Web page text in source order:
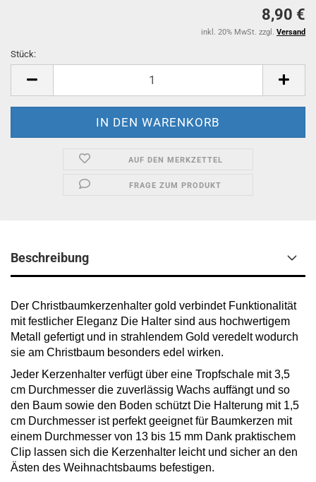
8,90 €
inkl. 20% MwSt. zzgl. Versand
Stück:
AUF DEN MERKZETTEL
FRAGE ZUM PRODUKT
Beschreibung
Der Christbaumkerzenhalter gold verbindet Funktionalität
mit festlicher Eleganz Die Halter sind aus hochwertigem
Metall gefertigt und in strahlendem Gold veredelt wodurch
sie am Christbaum besonders edel wirken.
Jeder Kerzenhalter verfügt über eine Tropfschale mit 3,5
cm Durchmesser die zuverlässig Wachs auffängt und so
den Baum sowie den Boden schützt Die Halterung mit 1,5
cm Durchmesser ist perfekt geeignet für Baumkerzen mit
einem Durchmesser von 13 bis 15 mm Dank praktischem
Clip lassen sich die Kerzenhalter leicht und sicher an den
Ästen des Weihnachtsbaums befestigen.